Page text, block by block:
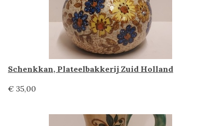
Schenkkan, Plateelbakkerij Zuid Holland
€ 35,00